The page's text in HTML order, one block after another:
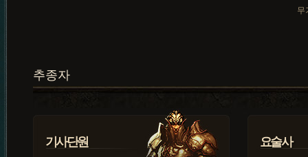
무
추종자
기사단원 요술사